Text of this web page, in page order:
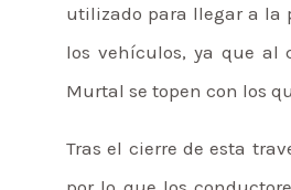
utilizado para llegar a la
los vehículos, ya que al
Murtal se topen con los
Tras el cierre de esta